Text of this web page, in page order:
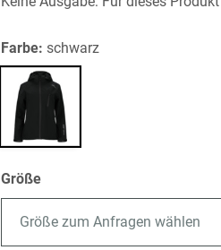
Farbe:schwarz
Größe
Größe zum Anfragen wählen